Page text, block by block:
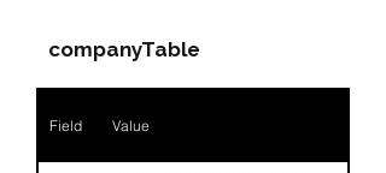
companyTable
Field Value